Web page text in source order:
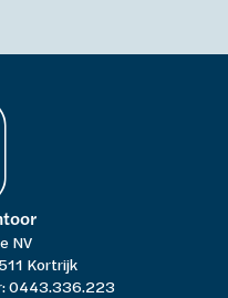
NV
Kortrijk
0443.336.223